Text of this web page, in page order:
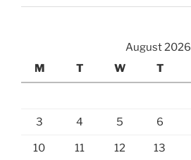
August 2026
M
T W T
3 4 5 6
10 11 12 13